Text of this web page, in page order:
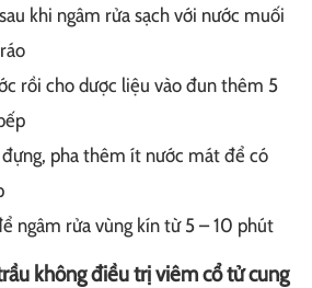
khi ngâm rửa sạch với nước muối
rồi cho dược liệu vào đun thêm 5
pha thêm ít nước mát để có
ngâm rửa vùng kín từ 5 – 10 phút
không điều trị viêm cổ tử cung